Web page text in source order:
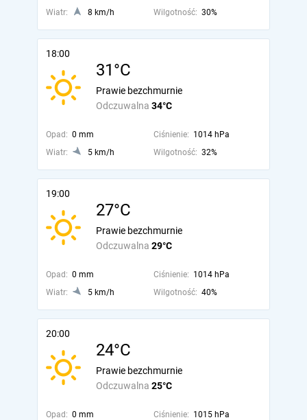
Wiatr:
8 km/h Wilgotność: 30%
18:00
31°C
Odczuwalna 34°C
Prawie bezchmurnie
Opad: 0 mm Ciśnienie: 1014 hPa
Wiatr:
5 km/h Wilgotność: 32%
19:00
27°C
Odczuwalna 29°C
Prawie bezchmurnie
Opad: 0 mm Ciśnienie: 1014 hPa
Wiatr:
5 km/h Wilgotność: 40%
20:00
24°C
Odczuwalna 25°C
Prawie bezchmurnie
Opad: 0 mm Ciśnienie: 1015 hPa